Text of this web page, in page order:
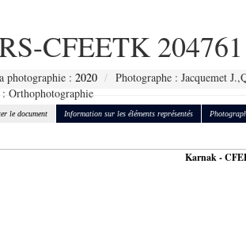
CFEETK 204761
photographie : 2020
Photographe : Jacquemet
Orthophotographie
le document Information sur les éléments représentés